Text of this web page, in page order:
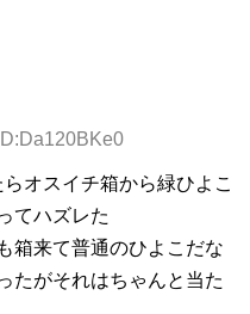
オスイチ箱から緑ひよこ
てハズレた
箱来て普通のひよこだな
たがそれはちゃんと当た